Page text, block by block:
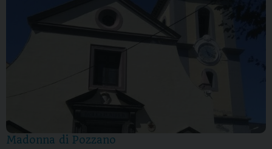
Madonna di Pozzano